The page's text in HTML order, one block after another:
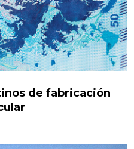
de fabricación